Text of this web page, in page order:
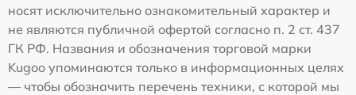
носят исключительно ознакомительный характер и
не являются публичной офертой согласно п. 2 ст. 437
ГК РФ. Названия и обозначения торговой марки
Kugoo упоминаются только в информационных целях
— чтобы обозначить перечень техники, с которой мы